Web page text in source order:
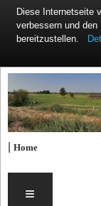
|Home
≡
Diese Internetseite
verbessern und
bereitzustellen.